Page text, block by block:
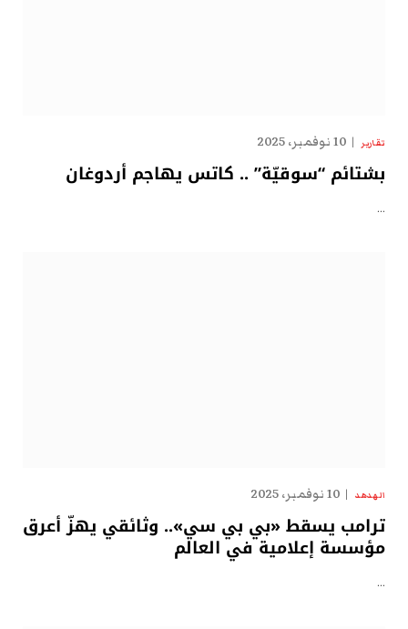
تقارير 10 نوفمبر، 2025
بشتائم “سوقيّة” .. كاتس يهاجم أردوغان
…
الهدهد 10 نوفمبر، 2025
ترامب يسقط «بي بي سي».. وثائقي يهزّ أعرق
مؤسسة إعلامية في العالم
…